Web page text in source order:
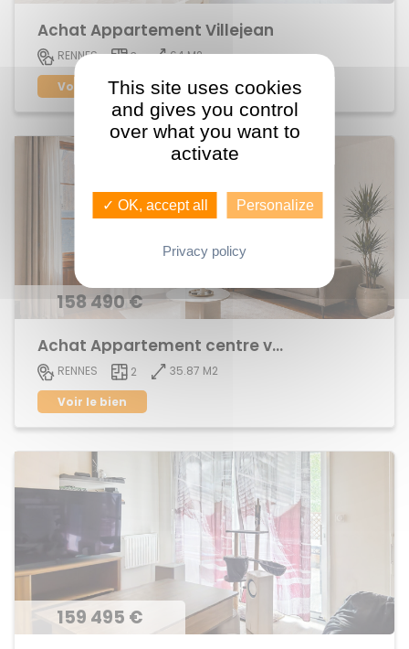
Achat Appartement Villejean
RENNES 3
64 M2
Voir le bien
158 490 €
Achat Appartement centre ville
RENNES 2
35.87 M2
Voir le bien
159 495 €
This site uses cookies
and gives you control
over what you want to
activate
✓ OK, accept all Personalize
Privacy policy